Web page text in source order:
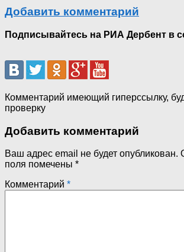
Добавить комментарий
Подписывайтесь на РИА Дербент в
Комментарий имеющий гиперссылку,
проверку
Добавить комментарий
Ваш адрес email не будет опубликован.
поля помечены *
Комментарий *